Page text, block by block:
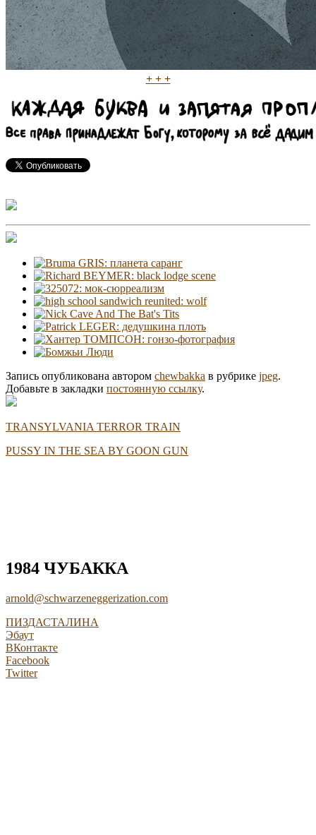
+ + +
Запись опубликована автором chewbakka в рубрике jpeg.
Добавьте в закладки постоянную ссылку.
TRANSYLVANIA TERROR TRAIN
PUSSY IN THE SEA BY GOON GUN
1984 ЧУБАККА
arnold@schwarzeneggerization.com
ПИЗДАСТАЛИНА
Эбаут
ВКонтакте
Facebook
Twitter